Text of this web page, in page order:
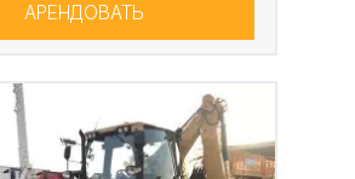
АРЕНДОВАТЬ